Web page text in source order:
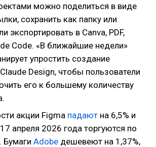
можно поделиться в виде
сохранить как папку или
экспортировать в Canva, PDF,
Code. «В ближайшие недели»
упростить создание
Design, чтобы пользователи
его к большему количеству
акции Figma падают на 6,5% и
апреля 2026 года торгуются по
Бумаги Adobe дешевеют на 1,37%,